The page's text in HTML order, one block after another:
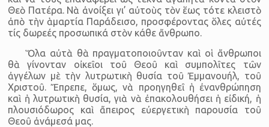
Θεὸ Πατέρα. Νὰ ἀνοίξει γι’ αὐτοὺς τὸν ἕως τότε κλειστὸ
ἀπὸ τὴν ἁμαρτία Παράδεισο, προσφέροντας ὅλες αὐτές
τίς δωρεές προσωπικά στὸν κάθε ἄνθρωπο.
Ὅλα αὐτὰ θὰ πραγματοποιοῦνταν καὶ οἱ ἄνθρωποι
θὰ γίνονταν οἰκεῖοι τοῦ Θεοῦ καὶ συμπολῖτες τῶν
ἀγγέλων μὲ τὴν λυτρωτικὴ θυσία τοῦ Ἐμμανουήλ, τοῦ
Χριστοῦ. Ἔπρεπε, ὅμως, νὰ προηγηθεῖ ἡ ἐνανθρώπηση
καὶ ἡ λυτρωτικὴ θυσία, γιὰ νὰ ἐπακολουθήσει ἡ εἰδική, ἡ
πλουσιόδωρος καὶ ἄπειρος εὐεργετικὴ παρουσία τοῦ
Θεοῦ ἀνάμεσά μας.